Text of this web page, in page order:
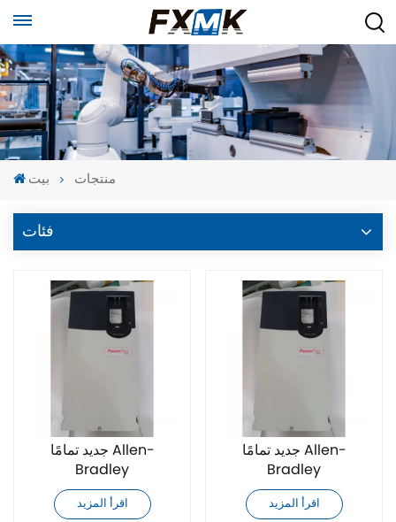
بيت منتجات
فئات
جديد تمامًا Allen-
Bradley
20F1ANF034JA0NNNNN
محرك AC
اقرأ المزيد
جديد تمامًا Allen-
Bradley
20F1ANF034JN0NNNNN
محرك AC
اقرأ المزيد